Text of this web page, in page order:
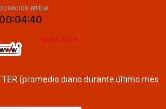
(promedio diario durante último mes